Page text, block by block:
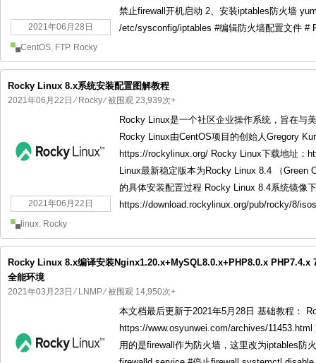
2021年06月28日
禁止firewall开机启动 2、安装iptables防火墙
/etc/sysconfig/iptables #编辑防火墙配置文件 #
CentOS, FTP, Rocky
Rocky Linux 8.x系统安装配置图解教程
2021年06月22日 ⁄ Rocky⁄ 被围观 23,939次+
2021年06月22日
Rocky Linux是一个社区企业操作系统，旨在与
Rocky Linux由CentOS项目的创始人Gregory
https://rockylinux.org/ Rocky Linux下载地址：
Linux最新稳定版本为Rocky Linux 8.4 （Green
的具体安装配置过程 Rocky Linux 8.4系统镜像
https://download.rockylinux.org/pub/rocky/8/
linux, Rocky
Rocky Linux 8.x编译安装Nginx1.20.x+MySQL8.0.x+PHP8.0.x
全能环境
2021年03月23日 ⁄ LNMP⁄ 被围观 14,950次+
本文档最后更新于2021年5月28日 基础教程：
https://www.osyunwei.com/archives/
用的是firewall作为防火墙，这里改为iptables防